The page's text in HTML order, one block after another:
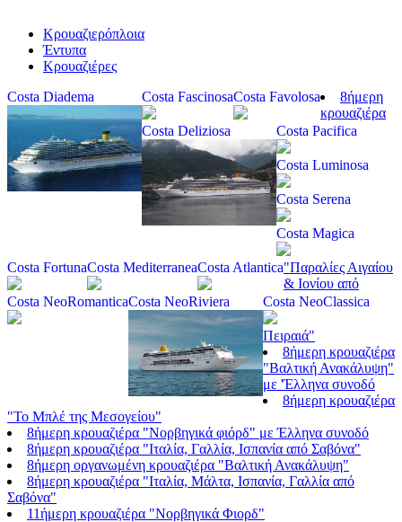
Κρουαζιερόπλοια
Έντυπα
Κρουαζιέρες
Costa Diadema
Costa FascinosaCosta Favolosa
Costa Deliziosa Costa Pacifica
Costa Luminosa
Costa Serena
Costa Magica
Costa FortunaCosta MediterraneaCosta Atlantica
Costa NeoRomanticaCosta NeoRiviera Costa NeoClassica
8ήμερη
κρουαζιέρα
"Παραλίες Αιγαίου
& Ιονίου από
Πειραιά"
8ήμερη κρουαζιέρα
"Βαλτική Ανακάλυψη"
με 'Έλληνα συνοδό
8ήμερη κρουαζιέρα
"Το Μπλέ της Μεσογείου"
8ήμερη κρουαζιέρα "Νορβηγικά φιόρδ" με Έλληνα συνοδό
8ήμερη κρουαζιέρα "Ιταλία, Γαλλία, Ισπανία από Σαβόνα"
8ήμερη οργανωμένη κρουαζιέρα "Βαλτική Ανακάλυψη"
8ήμερη κρουαζιέρα "Ιταλία, Μάλτα, Ισπανία, Γαλλία από
Σαβόνα"
11ήμερη κρουαζιέρα "Νορβηγικά Φιορδ"